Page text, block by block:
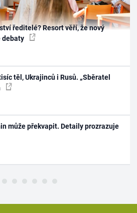
ředitelé? Resort věří, že nový
debaty
těl, Ukrajinců i Rusů. „Sběratel
může překvapit. Detaily prozrazuje